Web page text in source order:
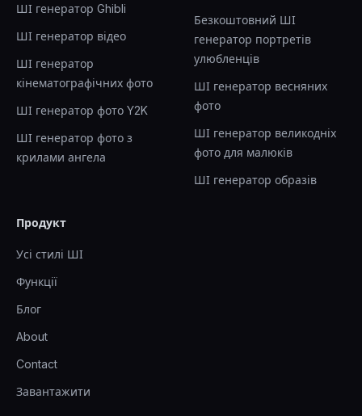
ШІ генератор Ghibli
ШІ генератор відео
ШІ генератор
кінематографічних фото
ШІ генератор фото Y2K
ШІ генератор фото з
крилами ангела
Безкоштовний ШІ
генератор портретів
улюбленців
ШІ генератор весняних
фото
ШІ генератор великодніх
фото для малюків
ШІ генератор образів
Продукт
Усі стилі ШІ
Функції
Блог
About
Contact
Завантажити